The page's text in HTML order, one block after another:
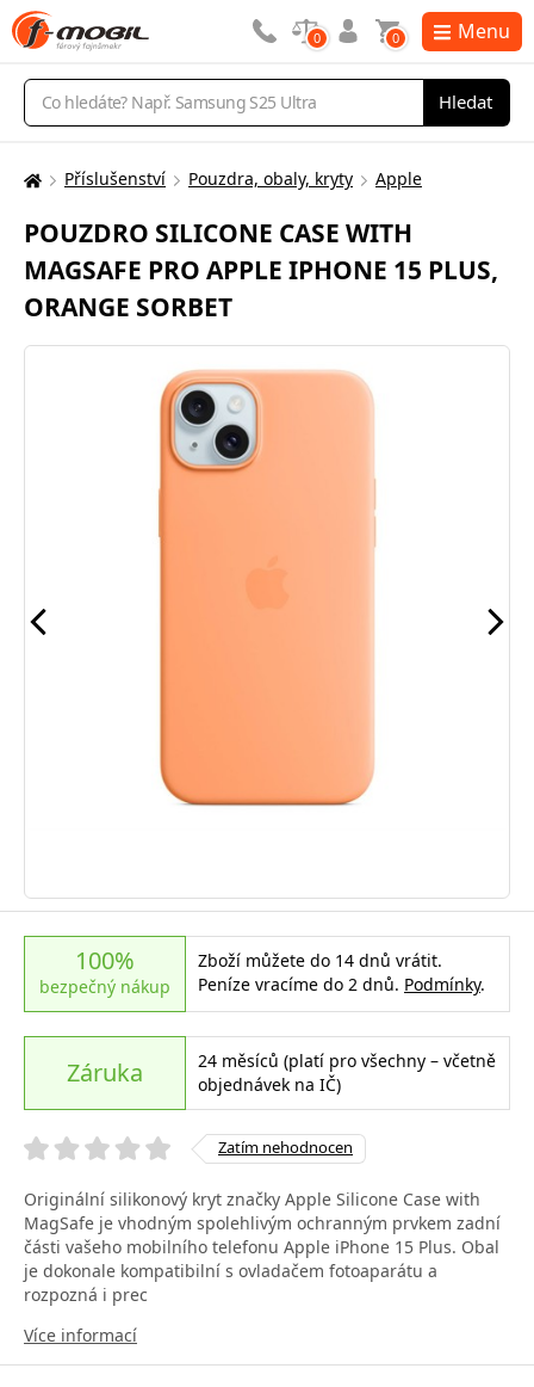
Vyhledávání
Hledat
0 0 Menu
Zde
nacházíte:
Příslušenství Pouzdra, obaly, kryty Apple
POUZDRO SILICONE CASE WITH
MAGSAFE PRO APPLE IPHONE 15 PLUS,
ORANGE SORBET
100%
bezpečný nákup
Zboží můžete do 14 dnů vrátit.
Peníze vracíme do 2 dnů. Podmínky.
Záruka
24 měsíců (platí pro všechny – včetně
objednávek na IČ)
Zatím nehodnocen
Originální silikonový kryt značky Apple Silicone Case with
MagSafe je vhodným spolehlivým ochranným prvkem zadní
části vašeho mobilního telefonu Apple iPhone 15 Plus. Obal
je dokonale kompatibilní s ovladačem fotoaparátu a
rozpozná i prec
Více informací